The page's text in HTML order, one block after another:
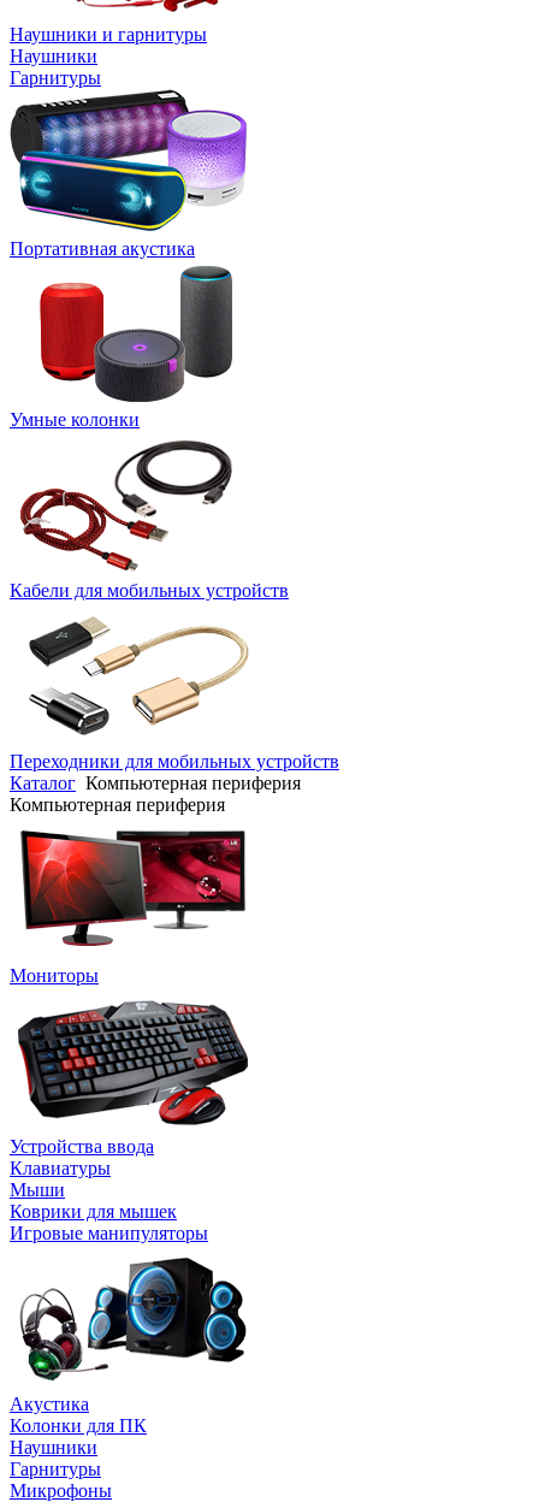
Наушники и гарнитуры
Наушники
Гарнитуры
Портативная акустика
Умные колонки
Кабели для мобильных устройств
Переходники для мобильных устройств
Каталог Компьютерная периферия
Компьютерная периферия
Мониторы
Устройства ввода
Клавиатуры
Мыши
Коврики для мышек
Игровые манипуляторы
Акустика
Колонки для ПК
Наушники
Гарнитуры
Микрофоны